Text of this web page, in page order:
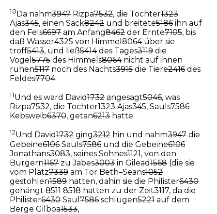
10Da nahm3947 Rizpa7532, die Tochter1323
Ajas345, einen Sack8242 und breitete5186 ihn auf
den Fels6697 am Anfang8462 der Ernte7105, bis
daß Wasser4325 von Himmel 8064über sie
troff5413, und ließ5414des Tages3119 die
Vögel 5775 des Himmels8064nicht auf ihnen
ruhen5117 noch des Nachts3915 die Tiere2416 des
Feldes7704.
11Und es ward David1732 angesagt5046, was
Rizpa7532, die Tochter1323 Ajas345, Sauls7586
Kebsweib6370, getan6213 hatte.
12Und David1732 ging3212 hin und nahm3947 die
Gebeine6106 Sauls7586 und die Gebeine6106
Jonathans3083, seines Sohnes1121, von den
Bürgern1167 zu Jabes3003 in Gilead1568 (die sie
vom Platz7339 am Tor Beth–Seans1052
gestohlen1589 hatten, dahin sie die Philister6430
gehängt 8511 8518 hatten zu der Zeit3117, da die
Philister6430 Saul 7586 schlugen5221 auf dem
Berge Gilboa1533,